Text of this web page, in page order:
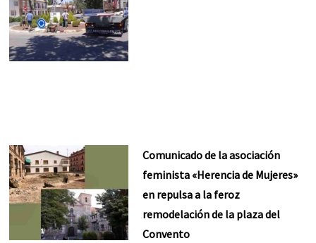
Comunicado de la asociación
feminista «Herencia de Mujeres»
en repulsa a la feroz
remodelación de la plaza del
Convento